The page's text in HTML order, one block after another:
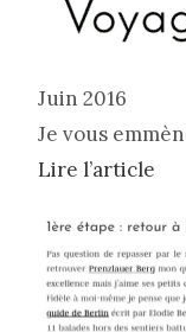
Juin 2016
Je vous
Lire l’article